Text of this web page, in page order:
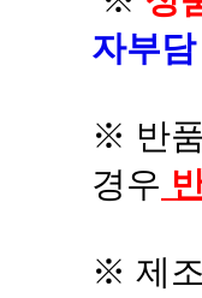
자부
※ 반
경우
※ 제